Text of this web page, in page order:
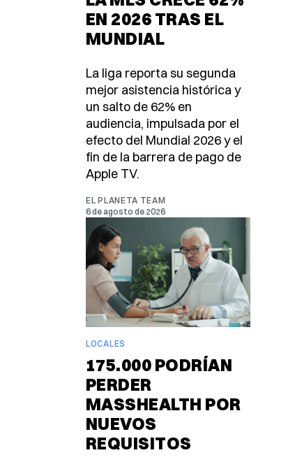
EN 2026 TRAS EL
MUNDIAL
La liga reporta su segunda
mejor asistencia histórica y
un salto de 62% en
audiencia, impulsada por el
efecto del Mundial 2026 y el
fin de la barrera de pago de
Apple TV.
EL PLANETA TEAM
6 de agosto de 2026
LOCALES
175.000 PODRÍAN
PERDER
MASSHEALTH POR
NUEVOS
REQUISITOS